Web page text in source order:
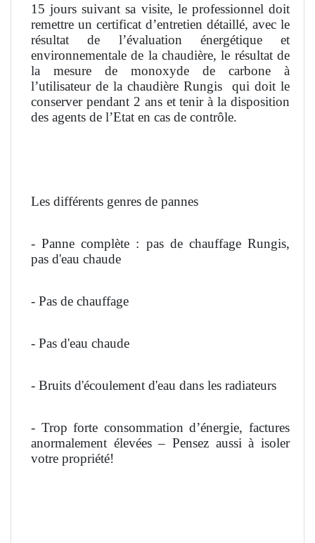
15 jours suivant sa visite, le professionnel doit
remettre un certificat d’entretien détaillé, avec le
résultat de l’évaluation énergétique et
environnementale de la chaudière, le résultat de
la mesure de monoxyde de carbone à
l’utilisateur de la chaudière Rungis
qui doit le
conserver pendant 2 ans et tenir à la disposition
des agents de l’Etat en cas de contrôle.
Les différents genres de pannes
- Panne complète : pas de chauffage Rungis,
pas d'eau chaude
- Pas de chauffage
- Pas d'eau chaude
- Bruits d'écoulement d'eau dans les radiateurs
- Trop forte consommation d’énergie, factures
anormalement élevées – Pensez aussi à isoler
votre propriété!